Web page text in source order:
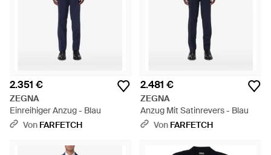
2.351 €
ZEGNA
Einreihiger Anzug - Blau
Von FARFETCH
2.481 €
ZEGNA
Anzug Mit Satinrevers - Blau
Von FARFETCH